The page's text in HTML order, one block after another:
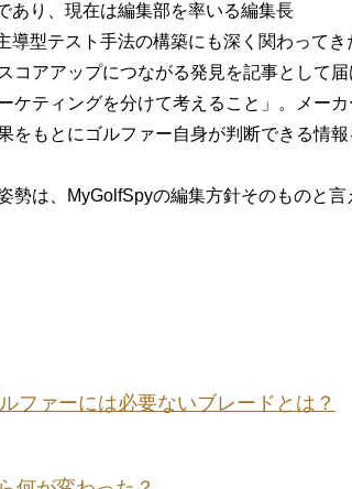
あり、現在は編集部を率いる編集長
導型テスト手法の構築にも深く関わって
アアップにつながる発見を記事として届
ケティングを分けて考えること」。メー
をもとにゴルファー自身が判断できる情
は、MyGolfSpyの編集方針そのものと言
ファーには必要ないブレードとは？